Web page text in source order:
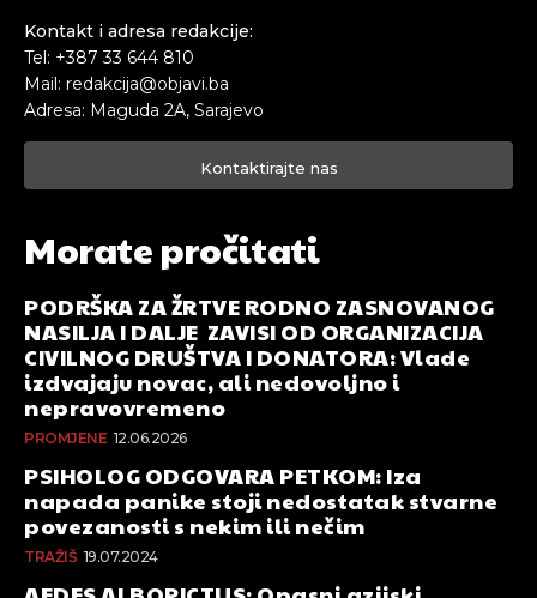
Kontakt i adresa redakcije:
Tel: +387 33 644 810
Mail: redakcija@objavi.ba
Adresa: Maguda 2A, Sarajevo
Kontaktirajte nas
Morate pročitati
PODRŠKA ZA ŽRTVE RODNO ZASNOVANOG
NASILJA I DALJE ZAVISI OD ORGANIZACIJA
CIVILNOG DRUŠTVA I DONATORA: Vlade
izdvajaju novac, ali nedovoljno i
nepravovremeno
PROMJENE 12.06.2026
PSIHOLOG ODGOVARA PETKOM: Iza
napada panike stoji nedostatak stvarne
povezanosti s nekim ili nečim
TRAŽIŠ 19.07.2024